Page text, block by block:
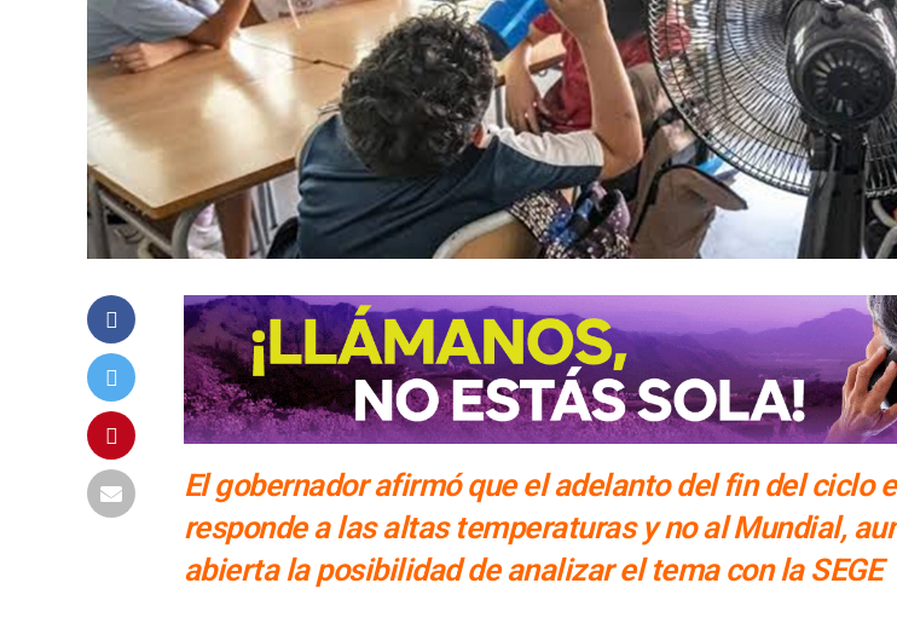
El gobernador afirmó que el adelanto del fin del ciclo
responde a las altas temperaturas y no al Mundial,
abierta la posibilidad de analizar el tema con la SEGE